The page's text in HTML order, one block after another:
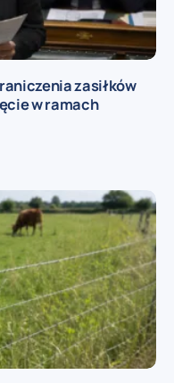
zasiłków
w ramach